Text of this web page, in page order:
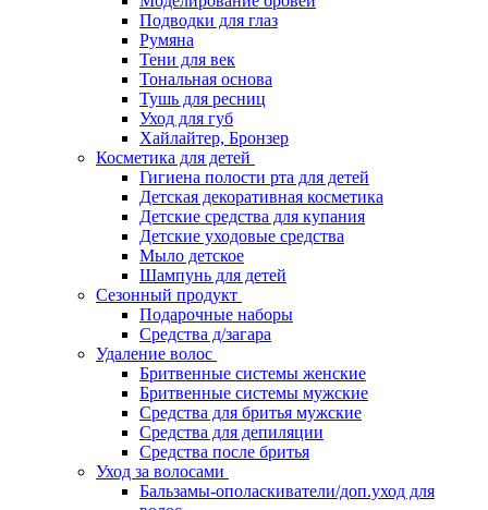
Подводки для глаз
Румяна
Тени для век
Тональная основа
Тушь для ресниц
Уход для губ
Хайлайтер, Бронзер
Косметика для детей
Гигиена полости рта для детей
Детская декоративная косметика
Детские средства для купания
Детские уходовые средства
Мыло детское
Шампунь для детей
Сезонный продукт
Подарочные наборы
Средства д/загара
Удаление волос
Бритвенные системы женские
Бритвенные системы мужские
Средства для бритья мужские
Средства для депиляции
Средства после бритья
Уход за волосами
Бальзамы-ополаскиватели/доп.уход для